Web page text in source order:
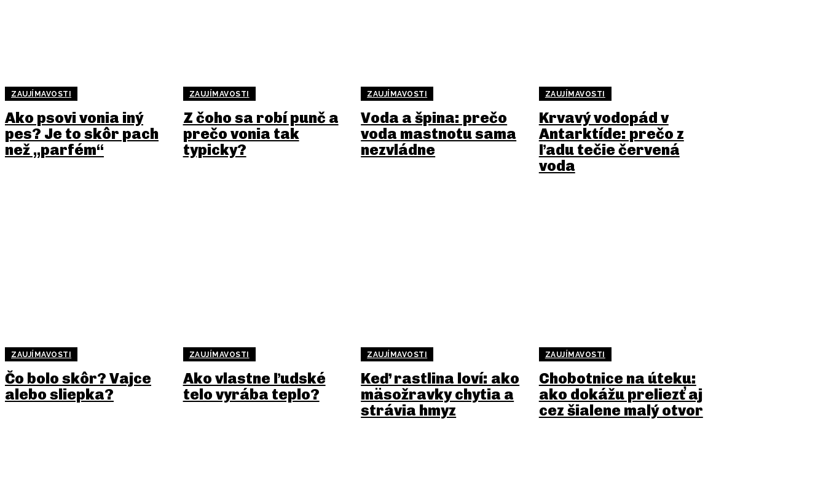
ZAUJÍMAVOSTI
Ako psovi vonia iný
pes? Je to skôr pach
než „parfém“
ZAUJÍMAVOSTI
Z čoho sa robí punč a
prečo vonia tak
typicky?
ZAUJÍMAVOSTI
Voda a špina: prečo
voda mastnotu sama
nezvládne
ZAUJÍMAVOSTI
Krvavý vodopád v
Antarktíde: prečo z
ľadu tečie červená
voda
ZAUJÍMAVOSTI
Čo bolo skôr? Vajce
alebo sliepka?
ZAUJÍMAVOSTI
Ako vlastne ľudské
telo vyrába teplo?
ZAUJÍMAVOSTI
Keď rastlina loví: ako
mäsožravky chytia a
strávia hmyz
ZAUJÍMAVOSTI
Chobotnice na úteku:
ako dokážu preliezť aj
cez šialene malý otvor